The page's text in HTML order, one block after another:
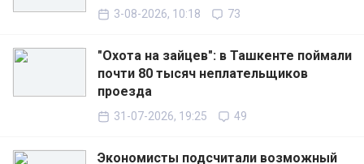
3-08-2026, 10:18 73
"Охота на зайцев": в Ташкенте поймали
почти 80 тысяч неплательщиков
проезда
31-07-2026, 19:25 49
Экономисты подсчитали возможный